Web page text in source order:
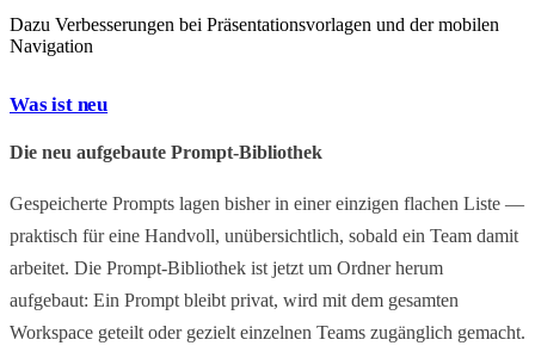
Dazu Verbesserungen bei Präsentationsvorlagen und der mobilen
Navigation
Was ist neu
Die neu aufgebaute Prompt-Bibliothek
Gespeicherte Prompts lagen bisher in einer einzigen flachen Liste —
praktisch für eine Handvoll, unübersichtlich, sobald ein Team damit
arbeitet. Die Prompt-Bibliothek ist jetzt um Ordner herum
aufgebaut: Ein Prompt bleibt privat, wird mit dem gesamten
Workspace geteilt oder gezielt einzelnen Teams zugänglich gemacht.